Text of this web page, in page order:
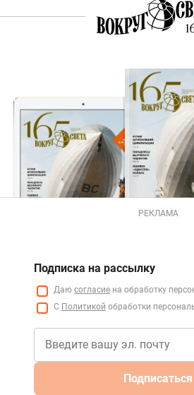
РЕКЛАМА
Подписка на рассылку
Даю согласие на обработку
С Политикой обработки
Подписаться